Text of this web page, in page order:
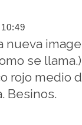
10:49
nueva
se
rojo medio
Besinos.